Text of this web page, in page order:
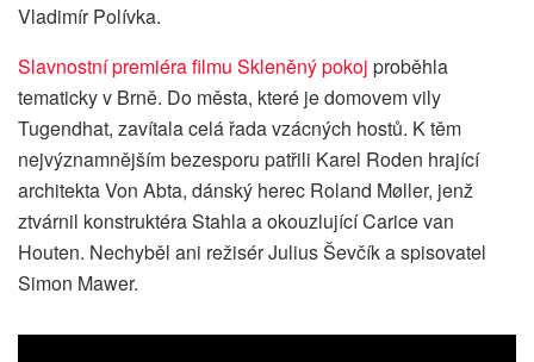
Vladimír Polívka.
Slavnostní premiéra filmu Skleněný pokoj proběhla
tematicky v Brně. Do města, které je domovem vily
Tugendhat, zavítala celá řada vzácných hostů. K těm
nejvýznamnějším bezesporu patřili Karel Roden hrající
architekta Von Abta, dánský herec Roland Møller, jenž
ztvárnil konstruktéra Stahla a okouzlující Carice van
Houten. Nechyběl ani režisér Julius Ševčík a spisovatel
Simon Mawer.